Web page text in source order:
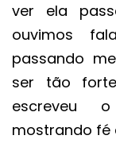
ver ela
ouvimos
passando
ser tão
escreveu
mostrando fé